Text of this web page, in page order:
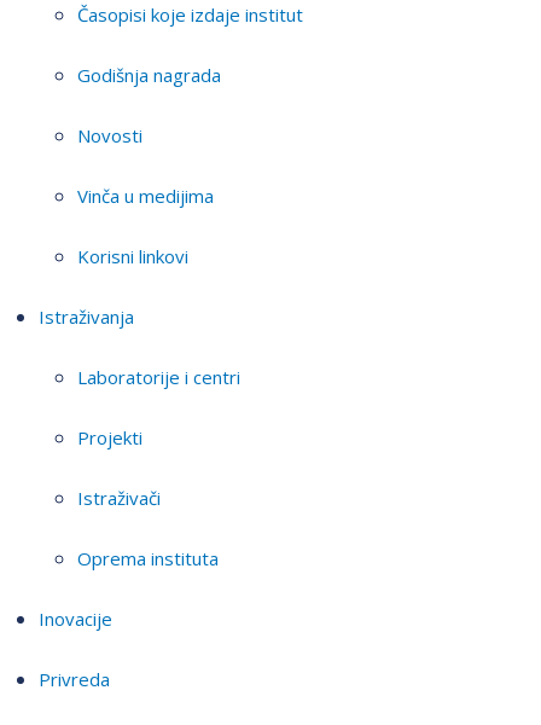
Časopisi koje izdaje institut
Godišnja nagrada
Novosti
Vinča u medijima
Korisni linkovi
Istraživanja
Laboratorije i centri
Projekti
Istraživači
Oprema instituta
Inovacije
Privreda